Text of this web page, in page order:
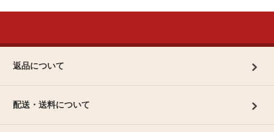
返品について
配送・送料について